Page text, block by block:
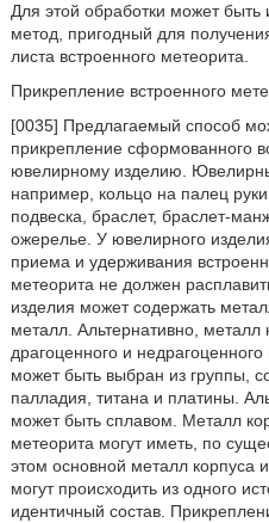
Для этой обработки может
метод, пригодный для
листа встроенного метеорита.
Прикрепление встроенного
[0035] Предлагаемый способ
прикрепление сформованного
ювелирному изделию.
например, кольцо на палец
подвеска, браслет, браслет-
ожерелье. У ювелирного
приема и удерживания
метеорита не должен
изделия может содержать
металл. Альтернативно,
драгоценного и
может быть выбран из группы,
палладия, титана и платины.
может быть сплавом. Металл
метеорита могут иметь, по
этом основной металл корпуса
могут происходить из одного
идентичный состав.